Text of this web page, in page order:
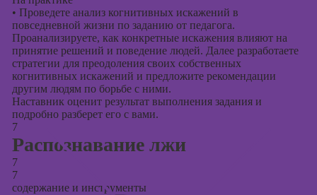
• Проведете анализ когнитивных искажений в
повседневной жизни по заданию от педагога.
Проанализируете, как конкретные искажения влияют на
принятие решений и поведение людей. Далее разработаете
стратегии для преодоления своих собственных
когнитивных искажений и предложите рекомендации
другим людям по борьбе с ними.
Наставник оценит результат выполнения задания и
подробно разберет его с вами.
7
Распознавание лжи
7
7
содержание и инструменты